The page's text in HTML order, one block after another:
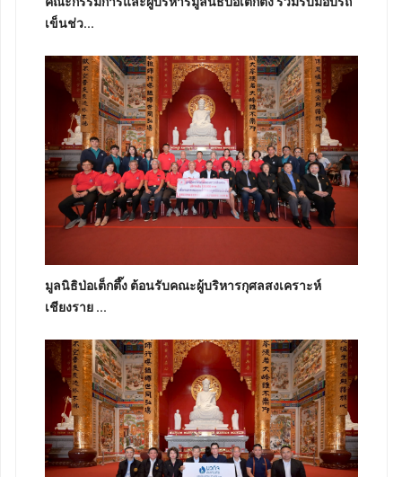
เข็นช่ว...
มูลนิธิป่อเต็กตึ๊ง ต้อนรับคณะผู้บริหารกุศลสงเคราะห์
เชียงราย ...